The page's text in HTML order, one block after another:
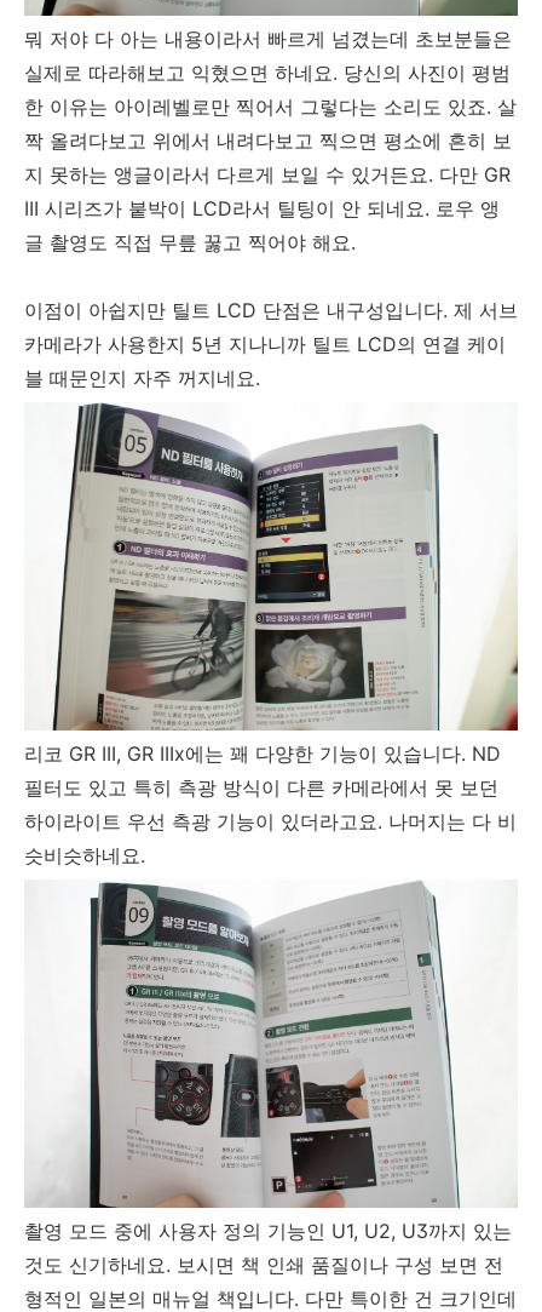
뭐 저야 다 아는 내용이라서 빠르게 넘겼는데 초보분들은
실제로 따라해보고 익혔으면 하네요. 당신의 사진이 평범
한 이유는 아이레벨로만 찍어서 그렇다는 소리도 있죠. 살
짝 올려다보고 위에서 내려다보고 찍으면 평소에 흔히 보
지 못하는 앵글이라서 다르게 보일 수 있거든요. 다만 GR
III 시리즈가 붙박이 LCD라서 틸팅이 안 되네요. 로우 앵
글 촬영도 직접 무릎 꿇고 찍어야 해요.
이점이 아쉽지만 틸트 LCD 단점은 내구성입니다. 제 서브
카메라가 사용한지 5년 지나니까 틸트 LCD의 연결 케이
블 때문인지 자주 꺼지네요.
리코 GR III, GR IIIx에는 꽤 다양한 기능이 있습니다. ND
필터도 있고 특히 측광 방식이 다른 카메라에서 못 보던
하이라이트 우선 측광 기능이 있더라고요. 나머지는 다 비
슷비슷하네요.
촬영 모드 중에 사용자 정의 기능인 U1, U2, U3까지 있는
것도 신기하네요. 보시면 책 인쇄 품질이나 구성 보면 전
형적인 일본의 매뉴얼 책입니다. 다만 특이한 건 크기인데